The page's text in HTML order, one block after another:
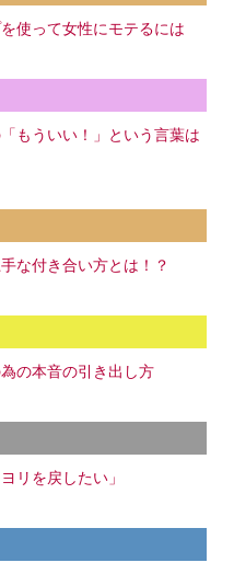
使って女性にモテるには
もういい！」という言葉は
な付き合い方とは！？
の本音の引き出し方
リを戻したい」